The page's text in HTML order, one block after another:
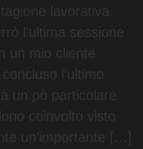
lavorativa
l’ultima sessione
l’ultimo
un pò particolare
coinvolto visto
un’importante […]